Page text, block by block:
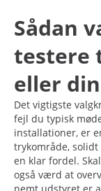
Sådan
testere
eller
Det vigtigste
fejl du typisk
installationer, er
trykområde,
en klar fordel.
også værd at